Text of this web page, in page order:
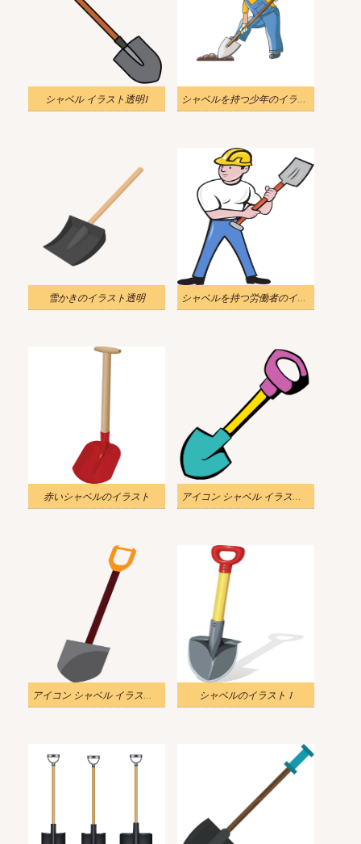
シャベル イラスト透明1 シャベルを持つ少年のイラスト
雪かきのイラスト透明 シャベルを持つ労働者のイラスト
赤いシャベルのイラスト アイコン シャベル イラスト 透明3
アイコン シャベル イラスト透明 シャベルのイラスト 1